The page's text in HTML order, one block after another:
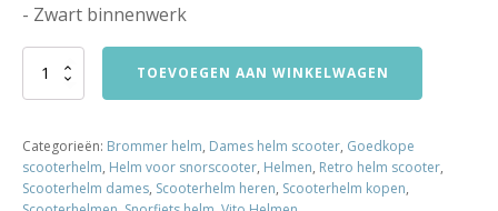
- Zwart binnenwerk
HELM
MAT
ZWART
aantal
TOEVOEGEN AAN WINKELWAGEN
Categorieën: Brommer helm, Dames helm scooter, Goedkope
scooterhelm, Helm voor snorscooter, Helmen, Retro helm scooter,
Scooterhelm dames, Scooterhelm heren, Scooterhelm kopen,